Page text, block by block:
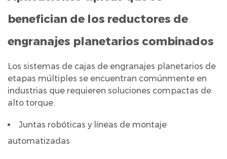
benefician de los reductores de
engranajes planetarios combinados
Los sistemas de cajas de engranajes planetarios de
etapas múltiples se encuentran comúnmente en
industrias que requieren soluciones compactas de
alto torque.
Juntas robóticas y líneas de montaje
automatizadas